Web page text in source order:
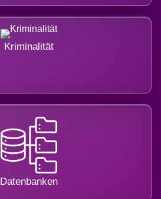
Kriminalität
Datenbanken